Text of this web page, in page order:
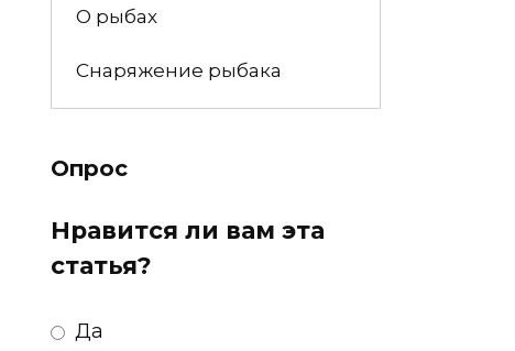
О рыбах
Снаряжение рыбака
Опрос
Нравится ли вам эта
статья?
Да